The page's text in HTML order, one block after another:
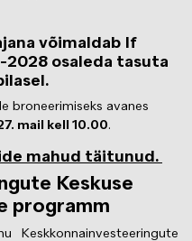
võimaldab If
osaleda tasuta
broneerimiseks avanes
mail kell 10.00.
mahud täitunud.
Keskuse
programm
Keskkonnainvesteeringute